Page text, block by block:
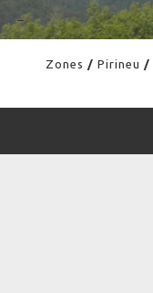
–
Zones / Pirineu /